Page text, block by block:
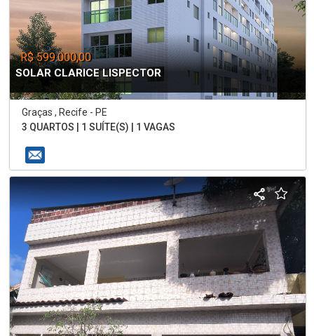
R$ 599.000,00
SOLAR CLARICE LISPECTOR
Graças , Recife - PE
3 QUARTOS | 1 SUÍTE(S) | 1 VAGAS